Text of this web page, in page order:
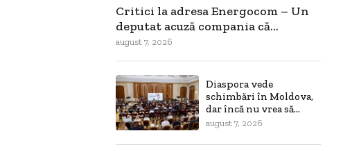
Critici la adresa Energocom – Un
deputat acuză compania că...
august 7, 2026
Diaspora vede
schimbări în Moldova,
dar încă nu vrea să...
august 7, 2026